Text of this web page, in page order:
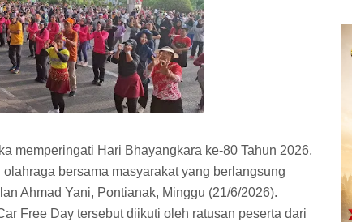
memperingati Hari Bhayangkara ke-80 Tahun 2026,
bersama masyarakat yang berlangsung
Ahmad Yani, Pontianak, Minggu (21/6/2026).
Free Day tersebut diikuti oleh ratusan peserta dari